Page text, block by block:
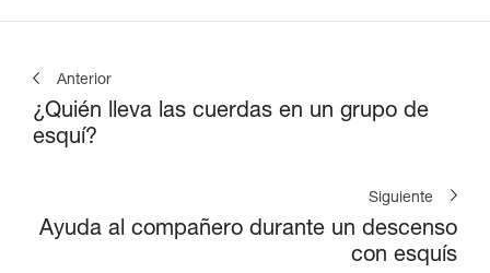
Anterior
¿Quién lleva las cuerdas en un grupo de
esquí?
Siguiente
Ayuda al compañero durante un descenso
con esquís